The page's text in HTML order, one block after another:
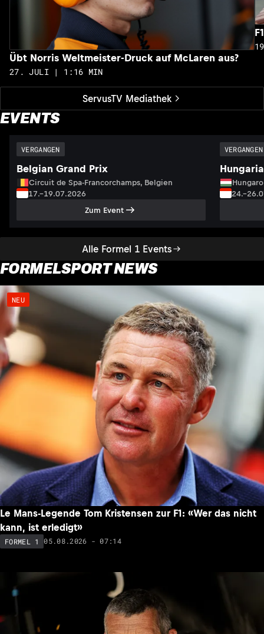
ServusTV Mediathek
Übt Norris Weltmeister-Druck auf McLaren aus?
27. JULI | 1:16 MIN
EVENTS
Alle Formel 1 Events
VERGANGEN
Belgian Grand Prix
Circuit de Spa-Francorchamps, Belgien
17.–19.07.2026
Zum Event
VERGANGEN
FORMELSPORT NEWS
NEU
Le Mans-Legende Tom Kristensen zur F1: «Wer das nicht
kann, ist erledigt»
FORMEL 1 05.08.2026 - 07:14